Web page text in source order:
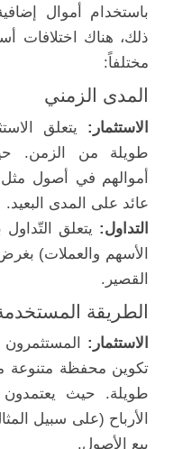
باستخدام أموال
ذلك، هناك اختلافات
مختلفاً:
المدى الزمني
الاستثمار: يتعلق
طويلة من الزمن.
أموالهم في أصول
عائد على المدى البعيد.
التداول: يتعلق
الأسهم والعملات)
القصير.
الطريقة
الاستثمار:
تكوين محفظة متنوعة
طويلة. حيث يعتمدون
الأرباح (على سبيل
بيع الأصول.